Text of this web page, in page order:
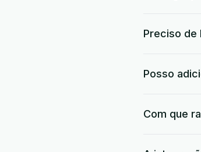
Preciso de
Posso
Com que